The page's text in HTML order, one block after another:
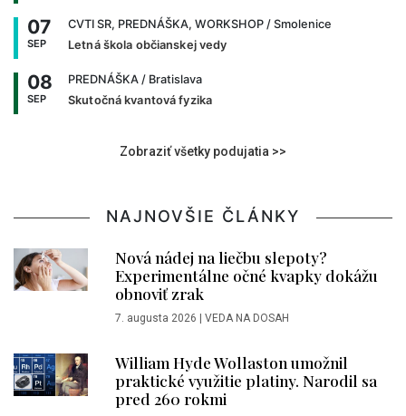
07
SEP
CVTI SR, PREDNÁŠKA, WORKSHOP / Smolenice
Letná škola občianskej vedy
08
SEP
PREDNÁŠKA / Bratislava
Skutočná kvantová fyzika
Zobraziť všetky podujatia >>
NAJNOVŠIE ČLÁNKY
Nová nádej na liečbu slepoty?
Experimentálne očné kvapky dokážu
obnoviť zrak
7. augusta 2026 VEDA NA DOSAH
William Hyde Wollaston umožnil
praktické využitie platiny. Narodil sa
pred 260 rokmi